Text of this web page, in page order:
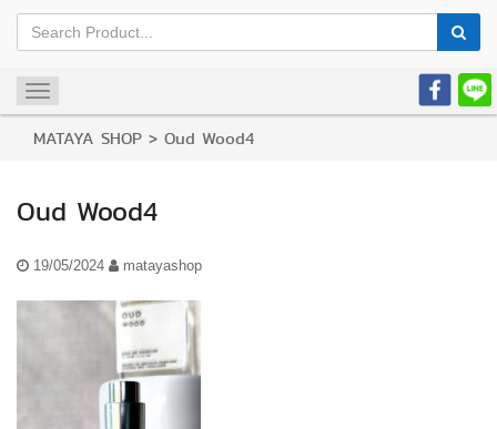
Toggle
navigation
MATAYA SHOP > Oud Wood4
Oud Wood4
19/05/2024 matayashop